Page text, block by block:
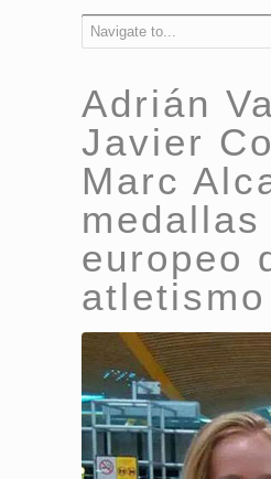
Navigate to...
Adrián
Javier
Marc
medallas
europeo
atletismo